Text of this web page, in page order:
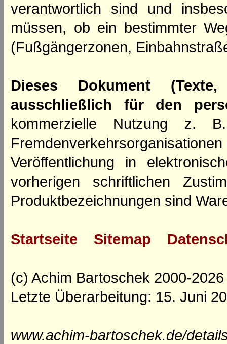
verantwortlich sind und
müssen, ob ein bestimmter
(Fußgängerzonen,
Dieses Dokument
ausschließlich für den
kommerzielle Nutzung z.
Veröffentlichung in
vorherigen schriftlichen
Produktbezeichnungen sind
Startseite Sitemap
(c) Achim Bartoschek 2000-2026
Letzte Überarbeitung: 15. Juni
www.achim-bartoschek.de/